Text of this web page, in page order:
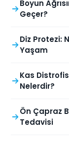
Boyun
Geçer?
Diz Protezi:
Yaşam
Kas
Nelerdir?
Ön Çapraz
Tedavisi